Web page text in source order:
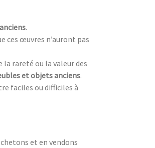
.
ces œuvres n’auront pas
la rareté ou la valeur des
et objets anciens.
faciles ou difficiles à
et en vendons